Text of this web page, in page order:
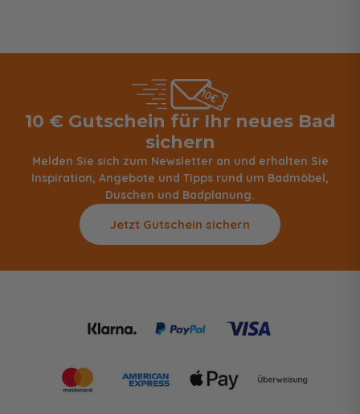
10 € Gutschein für Ihr neues Bad
sichern
Melden Sie sich zum Newsletter an und erhalten Sie
Inspiration, Angebote und Tipps rund um Badmöbel,
Duschen und Badplanung.
Jetzt Gutschein sichern